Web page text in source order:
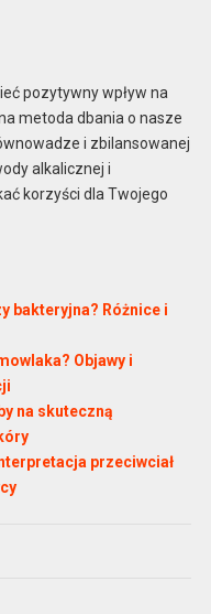
pozytywny wpływ na
metoda dbania o nasze
i zbilansowanej
alkalicznej i
korzyści dla Twojego
bakteryjna? Różnice i
Objawy i
na skuteczną
przeciwciał